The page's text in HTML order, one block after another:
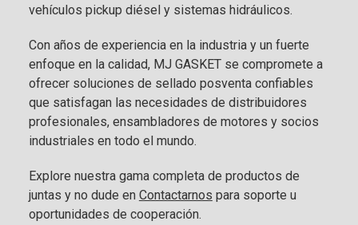
vehículos pickup diésel y sistemas hidráulicos.
Con años de experiencia en la industria y un fuerte
enfoque en la calidad, MJ GASKET se compromete a
ofrecer soluciones de sellado posventa confiables
que satisfagan las necesidades de distribuidores
profesionales, ensambladores de motores y socios
industriales en todo el mundo.
Explore nuestra gama completa de productos de
juntas y no dude en Contactarnos para soporte u
oportunidades de cooperación.